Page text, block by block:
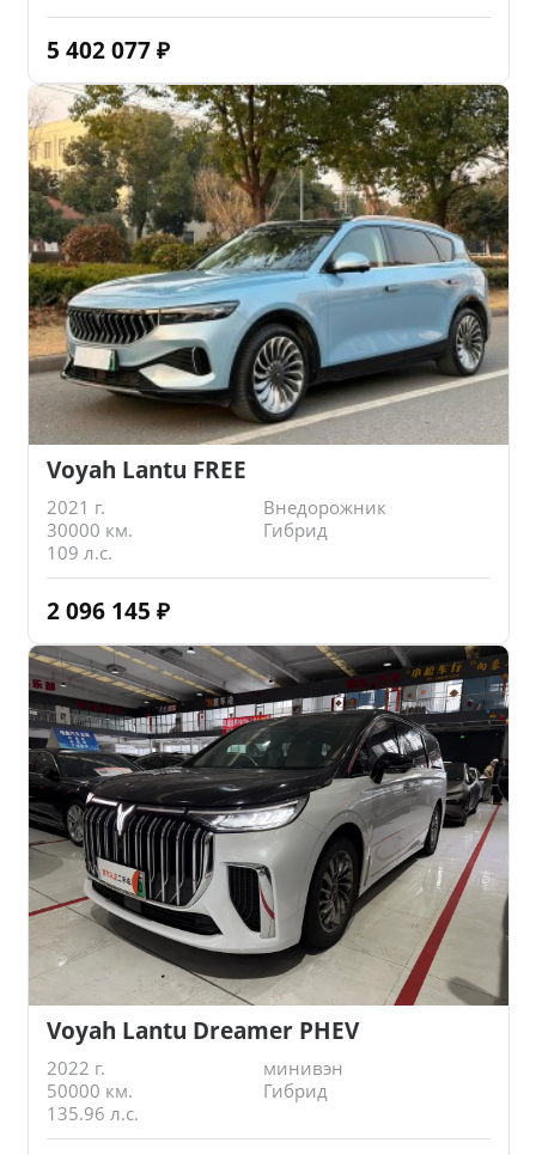
5 402 077 ₽
Voyah Lantu FREE
2021 г.
Внедорожник
30000 км.
Гибрид
109 л.с.
2 096 145 ₽
Voyah Lantu Dreamer PHEV
2022 г.
минивэн
50000 км.
Гибрид
135.96 л.с.